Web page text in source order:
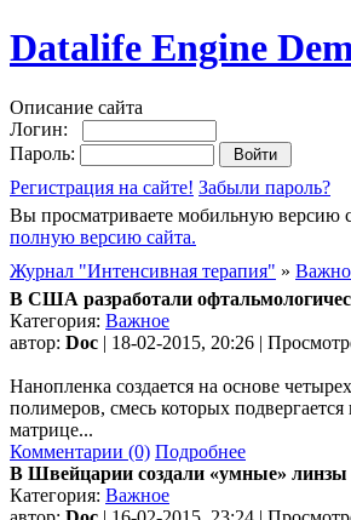
Datalife Engine
Описание сайта
Логин:
Пароль:
Регистрация на сайте! Забыли пароль?
Вы просматриваете мобильную версию
полную версию сайта.
Журнал "Интенсивная терапия" »
В США разработали
Категория: Важное
автор: Doc | 18-02-2015, 20:26 |
Нанопленка создается на основе
полимеров, смесь которых
матрице...
Комментарии (0) Подробнее
В Швейцарии создали «умные» линзы
Категория: Важное